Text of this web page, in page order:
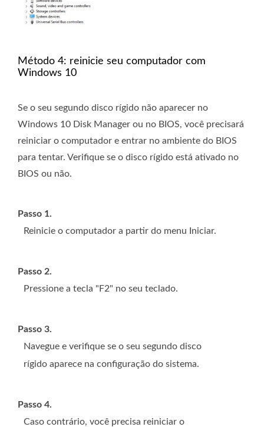
Método 4: reinicie seu computador com
Windows 10
Se o seu segundo disco rígido não aparecer no
Windows 10 Disk Manager ou no BIOS, você precisará
reiniciar o computador e entrar no ambiente do BIOS
para tentar. Verifique se o disco rígido está ativado no
BIOS ou não.
Passo 1.
Reinicie o computador a partir do menu Iniciar.
Passo 2.
Pressione a tecla "F2" no seu teclado.
Passo 3.
Navegue e verifique se o seu segundo disco
rígido aparece na configuração do sistema.
Passo 4.
Caso contrário, você precisa reiniciar o